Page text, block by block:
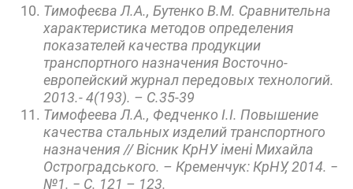
Тимофеєва Л.А., Бутенко В.М. Сравнительна
характеристика методов определения
показателей качества продукции
транспортного назначения Восточно-
европейский журнал передовых технологий.
2013.- 4(193). – С.35-39
Тимофеева Л.А., Федченко І.І. Повышение
качества стальных изделий транспортного
назначения // Вісник КрНУ імені Михайла
Остроградського. – Кременчук: КрНУ, 2014. −
№1. − С. 121 – 123.